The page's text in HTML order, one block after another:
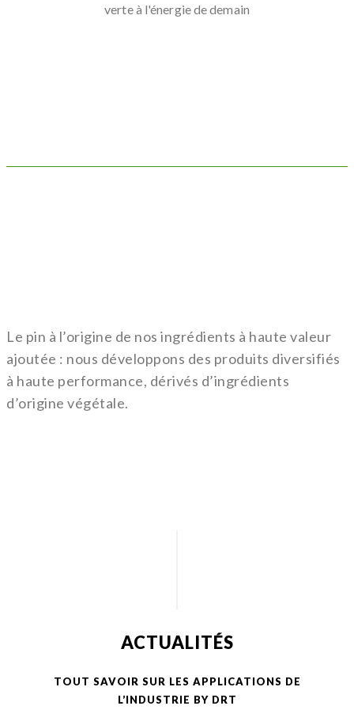
verte à l'énergie de demain
Le pin à l’origine de nos ingrédients à haute valeur
ajoutée : nous développons des produits diversifiés
à haute performance, dérivés d’ingrédients
d’origine végétale.
ACTUALITÉS
TOUT SAVOIR SUR LES APPLICATIONS DE
L’INDUSTRIE BY DRT